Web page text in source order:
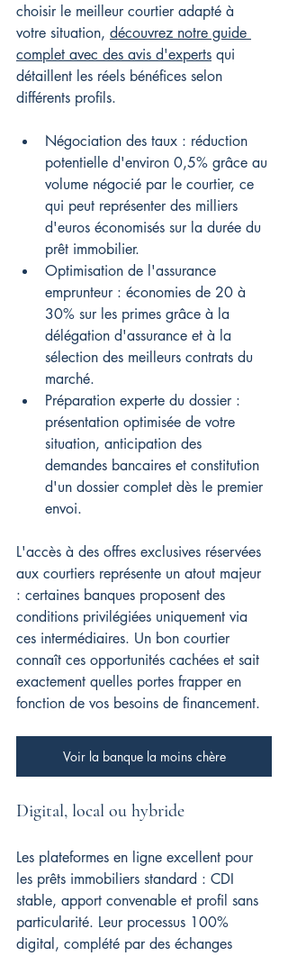
choisir le meilleur courtier adapté à
votre situation, découvrez notre guide
complet avec des avis d'experts qui
détaillent les réels bénéfices selon
différents profils.
Négociation des taux : réduction
potentielle d'environ 0,5% grâce au
volume négocié par le courtier, ce
qui peut représenter des milliers
d'euros économisés sur la durée du
prêt immobilier.
Optimisation de l'assurance
emprunteur : économies de 20 à
30% sur les primes grâce à la
délégation d'assurance et à la
sélection des meilleurs contrats du
marché.
Préparation experte du dossier :
présentation optimisée de votre
situation, anticipation des
demandes bancaires et constitution
d'un dossier complet dès le premier
envoi.
L'accès à des offres exclusives réservées
aux courtiers représente un atout majeur
: certaines banques proposent des
conditions privilégiées uniquement via
ces intermédiaires. Un bon courtier
connaît ces opportunités cachées et sait
exactement quelles portes frapper en
fonction de vos besoins de financement.
Voir la banque la moins chère
Digital, local ou hybride
Les plateformes en ligne excellent pour
les prêts immobiliers standard : CDI
stable, apport convenable et profil sans
particularité. Leur processus 100%
digital, complété par des échanges